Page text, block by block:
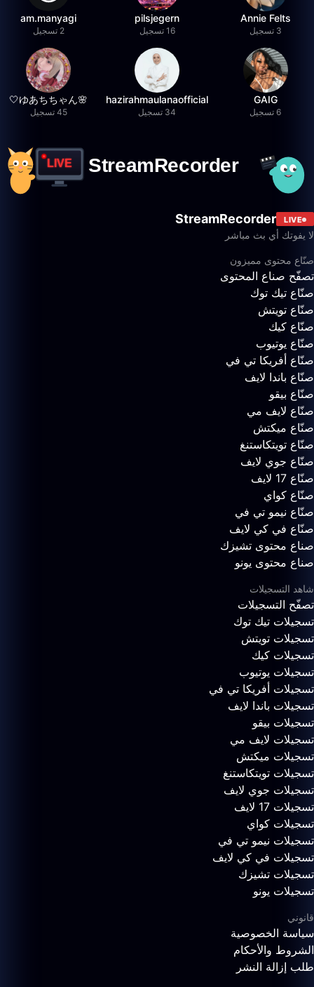
Annie Felts
3 تسجيل
pilsjegern
16 تسجيل
am.manyagi
2 تسجيل
GAIG
6 تسجيل
hazirahmaulanaofficial
34 تسجيل
🌸ゆあちちゃん🤍
45 تسجيل
LIVE
StreamRecorder
لا يفوتك أي بث مباشر
صنّاع محتوى مميزون
تصفّح صناع المحتوى
صنّاع تيك توك
صنّاع تويتش
صنّاع كيك
صنّاع يوتيوب
صنّاع أفريكا تي في
صنّاع باندا لايف
صنّاع بيقو
صنّاع لايف مي
صنّاع ميكتش
صنّاع تويتكاستنغ
صنّاع جوي لايف
صنّاع 17 لايف
صنّاع كواي
صنّاع نيمو تي في
صنّاع في كي لايف
صناع محتوى تشيزك
صناع محتوى يونو
شاهد التسجيلات
تصفّح التسجيلات
تسجيلات تيك توك
تسجيلات تويتش
تسجيلات كيك
تسجيلات يوتيوب
تسجيلات أفريكا تي في
تسجيلات باندا لايف
تسجيلات بيقو
تسجيلات لايف مي
تسجيلات ميكتش
تسجيلات تويتكاستنغ
تسجيلات جوي لايف
تسجيلات 17 لايف
تسجيلات كواي
تسجيلات نيمو تي في
تسجيلات في كي لايف
تسجيلات تشيزك
تسجيلات يونو
قانوني
سياسة الخصوصية
الشروط والأحكام
طلب إزالة النشر